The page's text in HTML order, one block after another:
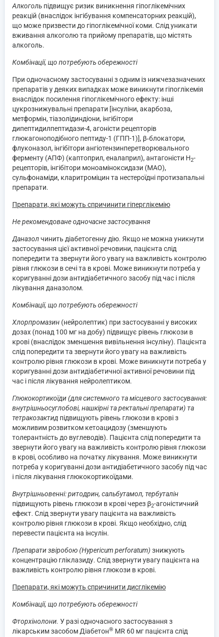
Алкоголь підвищує ризик виникнення гіпоглікемічних
реакцій (внаслідок інгібування компенсаторних реакцій),
що може призвести до гіпоглікемічної коми. Слід уникати
вживання алкоголю та прийому препаратів, що містять
алкоголь.
Комбінації, що потребують обережності
При одночасному застосуванні з одним із нижчезазначених
препаратів у деяких випадках може виникнути гіпоглікемія
внаслідок посилення гіпоглікемічного ефекту: інші
цукрознижувальні препарати [інсуліни, акарбоза,
метформін, тіазолідиндіони, інгібітори
дипептидилпептидази-4, агоністи рецепторів
глюкагоноподібного пептиду-1 (ГПП-1)], β‑блокатори,
флуконазол, інгібітори ангіотензинперетворювального
ферменту (АПФ) (каптоприл, еналаприл), антагоністи Н2-
рецепторів, інгібітори моноаміноксидази (МАО),
сульфонаміди, кларитроміцин та нестероїдні протизапальні
препарати.
Препарати, які можуть спричинити гіперглікемію
Не рекомендоване одночасне застосування
Даназолчинить діабетогенну дію. Якщо не можна уникнути
застосування цієї активної речовини, пацієнта слід
попередити та звернути його увагу на важливість контролю
рівня глюкози в сечі та в крові. Може виникнути потреба у
коригуванні дози антидіабетичного засобу під час і після
лікування даназолом.
Комбінації, що потребують обережності
Хлорпромазин (нейролептик) при застосуванні у високих
дозах (понад 100 мг на добу) підвищує рівень глюкози в
крові (внаслідок зменшення вивільнення інсуліну). Пацієнта
слід попередити та звернути його увагу на важливість
контролю рівня глюкози в крові. Може виникнути потреба у
коригуванні дози антидіабетичної активної речовини під
час і після лікування нейролептиком.
Глюкокортикоїди (для системного та місцевого застосування:
внутрішньосуглобові, нашкірні та ректальні препарати) та
тетракозактид підвищують рівень глюкози в крові з
можливим розвитком кетоацидозу (зменшують
толерантність до вуглеводів). Пацієнта слід попередити та
звернути його увагу на важливість контролю рівня глюкози
в крові, особливо на початку лікування. Може виникнути
потреба у коригуванні дози антидіабетичного засобу під час
і після лікування глюкокортикоїдами.
Внутрішньовенні: ритодрин, сальбутамол, тербуталін
підвищують рівень глюкози в крові через β2-агоністичний
ефект. Слід звернути увагу пацієнта на важливість
контролю рівня глюкози в крові. Якщо необхідно, слід
перевести пацієнта на інсулін.
Препарати звіробою (Hypericum perforatum) знижують
концентрацію гліклазиду. Слід звернути увагу пацієнта на
важливість контролю рівня глюкози в крові.
Препарати, які можуть спричинити дисглікемію
Комбінації, що потребують обережності
Фторхінолони. У разі одночасного застосування з
лікарським засобом Діабетон® MR 60 мг пацієнта слід